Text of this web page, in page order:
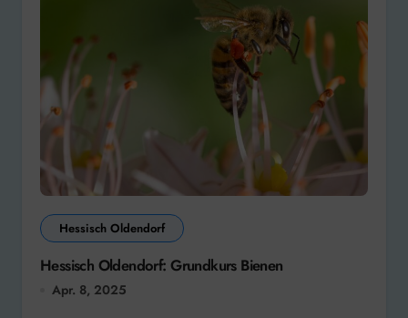
Hessisch Oldendorf
Hessisch Oldendorf: Grundkurs Bienen
Apr. 8, 2025